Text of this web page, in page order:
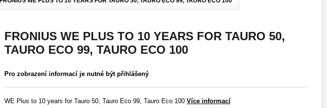
FRONIUS WE PLUS TO 10 YEARS FOR TAURO 50,
TAURO ECO 99, TAURO ECO 100
Pro zobrazení informací je nutné být přihlášený
WE Plus to 10 years for Tauro 50, Tauro Eco 99, Tauro Eco 100 Více informací